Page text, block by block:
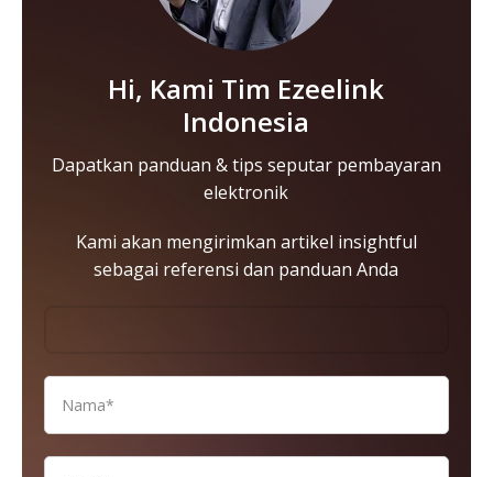
Hi, Kami Tim Ezeelink
Indonesia
Dapatkan panduan & tips seputar pembayaran
elektronik
Kami akan mengirimkan artikel insightful
sebagai referensi dan panduan Anda